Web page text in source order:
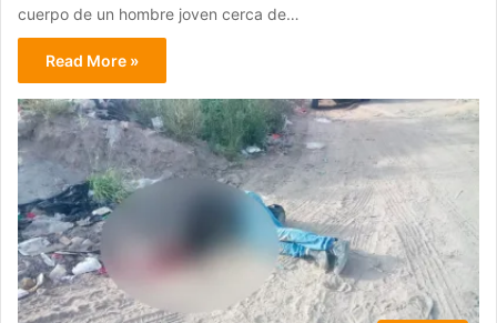
cuerpo de un hombre joven cerca de…
Read More »